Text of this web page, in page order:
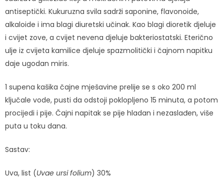
antiseptički. Kukuruzna svila sadrži saponine, flavonoide,
alkaloide i ima blagi diuretski učinak. Kao blagi dioretik djeluje
i cvijet zove, a cvijet nevena djeluje bakteriostatski. Eterično
ulje iz cvijeta kamilice djeluje spazmolitički i čajnom napitku
daje ugodan miris.
1 supena kašika čajne mješavine prelije se s oko 200 ml
ključale vode, pusti da odstoji poklopljeno 15 minuta, a potom
procijedi i pije. Čajni napitak se pije hladan i nezaslađen, više
puta u toku dana.
Sastav:
Uva, list (Uvae ursi folium) 30%